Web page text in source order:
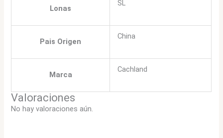
Lonas
SL
Pais Origen
China
Marca
Cachland
Valoraciones
No hay valoraciones aún.